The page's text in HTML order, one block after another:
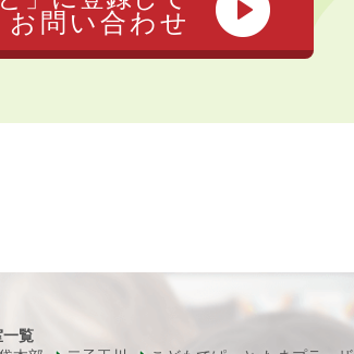
お問い合わせ
一覧